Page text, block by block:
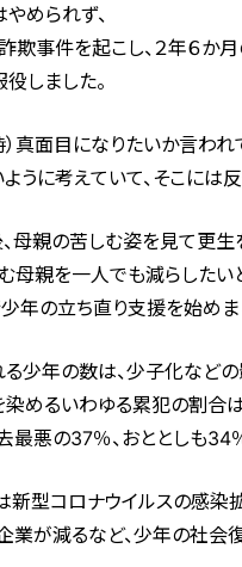
められず、
欺事件を起こし、２年６か
しました。
）真面目になりたいか言われ
うに考えていて、そこには
母親の苦しむ姿を見て更生
母親を一人でも減らしたい
年の立ち直り支援を始めま
少年の数は、少子化など
めるいわゆる累犯の割合
悪の37％、おととしも34
新型コロナウイルスの感染
業が減るなど、少年の社会